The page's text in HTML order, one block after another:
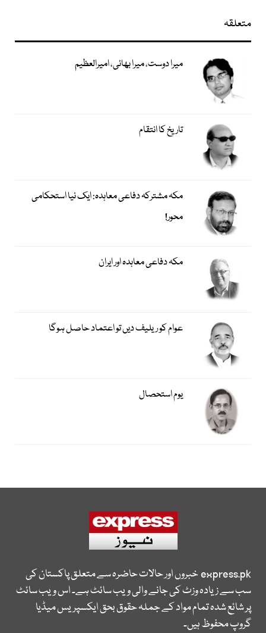
متعلقہ
میرا دوست، میرا بھائی، امیرالعظیم
تاریخ کا انتقام
مکہ مشترکہ دفاعی معاہدہ: ایک نیا استحکامی
محور!
مکہ دفاعی معاہدہ اور ایران
عوام کو ریلیف دیں تو اعتماد حاصل ہوگا
یوم استحصال
express.pkخبروں اور حالات حاضرہ سے متعلق پاکستان کی
سب سے زیادہ وزٹ کی جانے والی ویب سائٹ ہے۔ اس ویب سائٹ
پر شائع شدہ تمام مواد کے جملہ حقوق بحق ایکسپریس میڈیا
گروپ محفوظ ہیں۔